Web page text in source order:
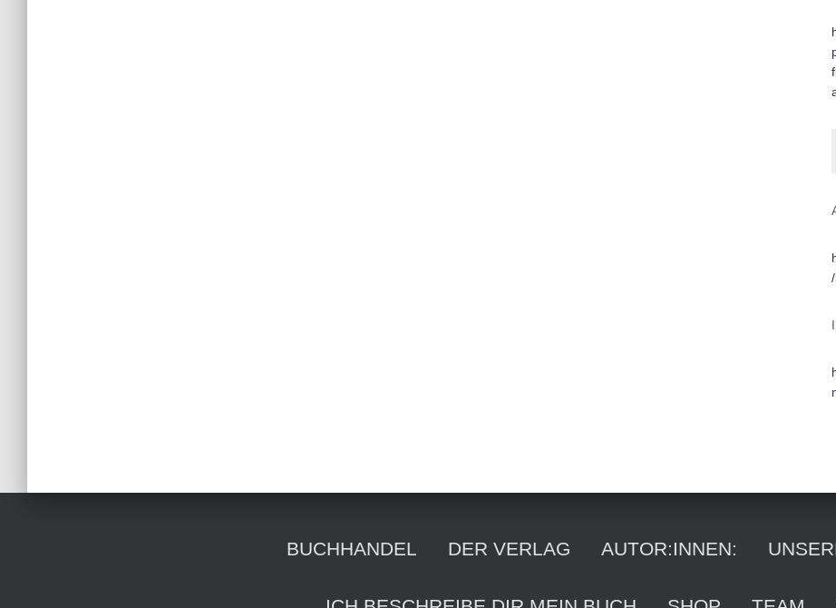
BUCHHANDEL DER VERLAG AUTOR:INNEN: